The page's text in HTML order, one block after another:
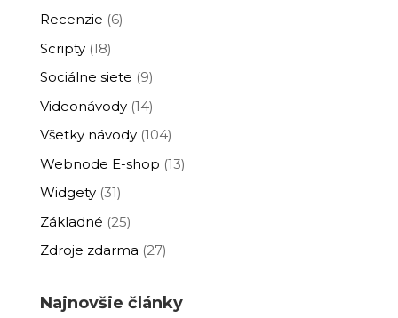
Recenzie (6)
Scripty(18)
Sociálne siete (9)
Videonávody(14)
Všetky návody(104)
Webnode E-shop (13)
Widgety(31)
Základné (25)
Zdroje zdarma (27)
Najnovšie články